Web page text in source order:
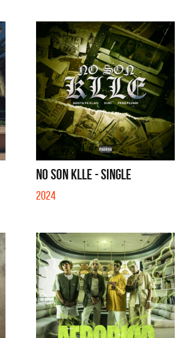
NO SON KLLE - SINGLE
2024
Migrantes
SI NO ES CON VOS - SINGLE